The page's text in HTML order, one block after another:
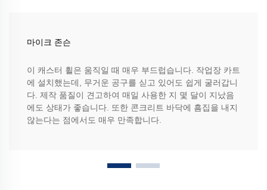
마이크 존슨
이 캐스터 휠은 움직일 때 매우 부드럽습니다. 작업장 카트
에 설치했는데, 무거운 공구를 싣고 있어도 쉽게 굴러갑니
다. 제작 품질이 견고하여 매일 사용한 지 몇 달이 지났음
에도 상태가 좋습니다. 또한 콘크리트 바닥에 흠집을 내지
않는다는 점에서도 매우 만족합니다.